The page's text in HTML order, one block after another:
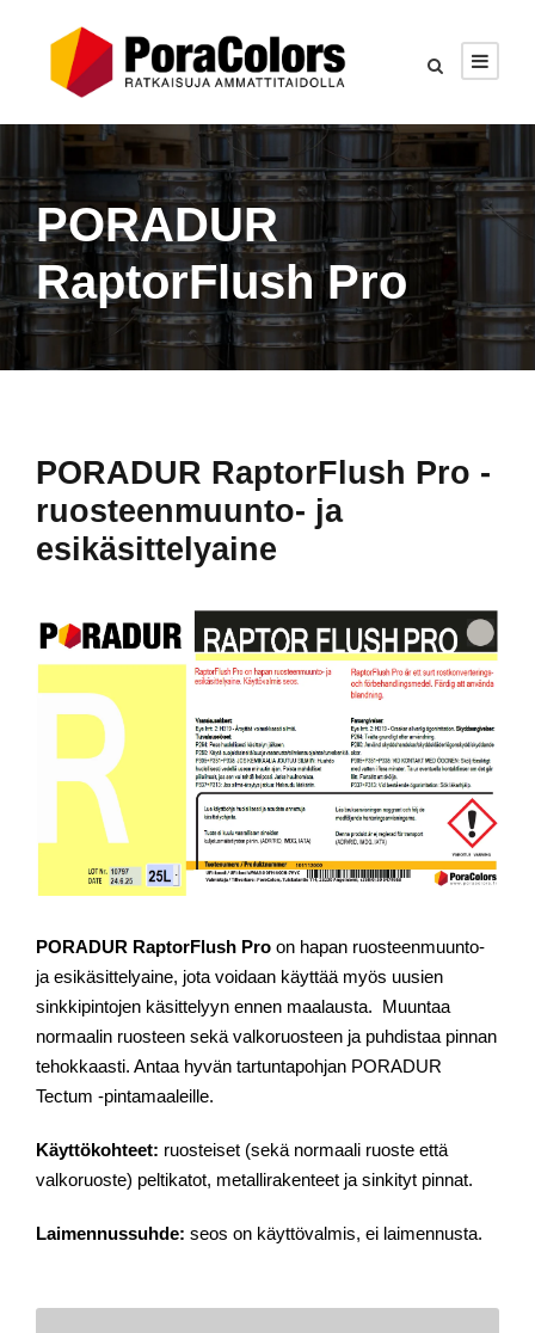
PORADUR
RaptorFlush Pro
PORADUR RaptorFlush Pro -
ruosteenmuunto- ja
esikäsittelyaine
PORADUR RaptorFlush Pro on hapan ruosteenmuunto-
ja esikäsittelyaine, jota voidaan käyttää myös uusien
sinkkipintojen käsittelyyn ennen maalausta. Muuntaa
normaalin ruosteen sekä valkoruosteen ja puhdistaa pinnan
tehokkaasti. Antaa hyvän tartuntapohjan PORADUR
Tectum -pintamaaleille.
Käyttökohteet: ruosteiset (sekä normaali ruoste että
valkoruoste) peltikatot, metallirakenteet ja sinkityt pinnat.
Laimennussuhde: seos on käyttövalmis, ei laimennusta.